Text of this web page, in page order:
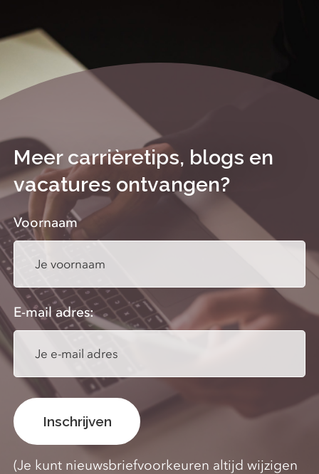
Meer carrièretips, blogs en
vacatures ontvangen?
Voornaam
E-mail adres:
(Je kunt nieuwsbriefvoorkeuren altijd wijzigen